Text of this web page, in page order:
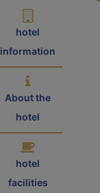
hotel
information
About the
hotel
hotel
facilities